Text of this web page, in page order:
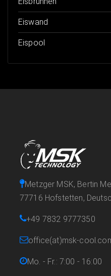
Eiswand
Eispool
Metzger MSK, Bertin
77716 Hofstetten,
+49 7832 9777350
office(at)msk-
Mo. - Fr.: 7:00 - 16:00